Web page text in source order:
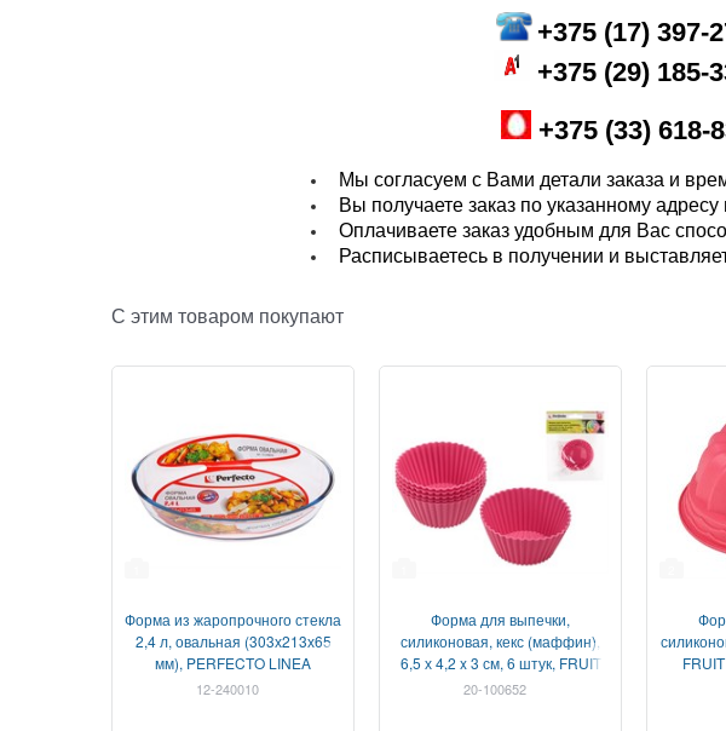
+375 (17) 397-
+375 (29) 185-
+375 (33) 618-
Мы согласуем с Вами детали заказа и
Вы получаете заказ по указанному
Оплачиваете заказ удобным для Вас
Расписываетесь в получении и
С этим товаром покупают
Форма из жаропрочного стекла
2,4 л, овальная (303х213х65
мм), PERFECTO LINEA
12-240010
Форма для выпечки,
силиконовая, кекс (маффин),
6,5 х 4,2 x 3 см, 6 штук, FRUIT
DOVE, PERFECTO LINEA
20-100652